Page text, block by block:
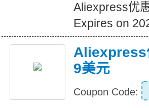
Aliexpress优
Expires on
Aliexpress
9美元
Coupon Code: